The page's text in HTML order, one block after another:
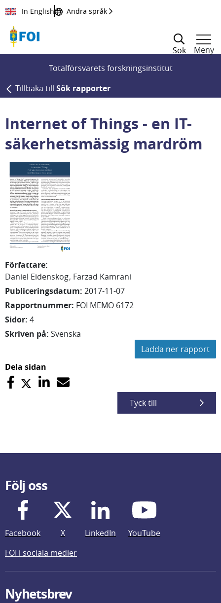
Till innehållet
In English Andra språk
Sök
Meny
Totalförsvarets forskningsinstitut
Tillbaka till Sök rapporter
Internet of Things - en IT-
säkerhetsmässig mardröm
Författare:
Daniel Eidenskog Farzad Kamrani
Publiceringsdatum: 2017-11-07
Rapportnummer: FOI MEMO 6172
Sidor: 4
Skriven på: Svenska
Ladda ner rapport
Dela sidan
Tyck till
Följ oss
Facebook X LinkedIn
YouTube
FOI i sociala medier
Nyhetsbrev